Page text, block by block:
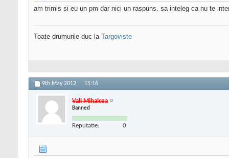
am trimis si eu un pm dar nici un raspuns. sa inteleg ca nu te
Toate drumurile duc la Targoviste
9th May 2012, 15:16
Vali Mihalcea
Banned
Reputatie: 0